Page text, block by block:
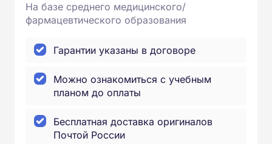
На базе среднего медицинского/
фармацевтического образования
Гарантии указаны в договоре
Можно ознакомиться с учебным
планом до оплаты
Бесплатная доставка оригиналов
Почтой России